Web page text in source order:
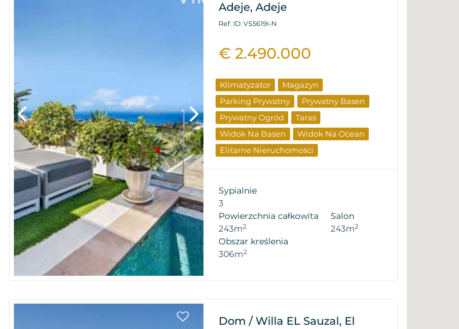
Adeje, Adeje
Ref. ID: VS5619I-N
€ 2.490.000
Klimatyzator
Magazyn
Parking Prywatny
Prywatny Basen
Prywatny Ogród
Taras
Widok Na Basen
Widok Na Ocean
Elitarne Nieruchomości
Sypialnie
3
Powierzchnia całkowita
243m2
Salon
243m2
Obszar kreślenia
306m2
Dom / Willa EL Sauzal, El